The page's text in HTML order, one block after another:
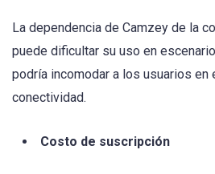
La dependencia de Camzey de la
puede dificultar su uso en
podría incomodar a los usuarios en
conectividad.
Costo de suscripción